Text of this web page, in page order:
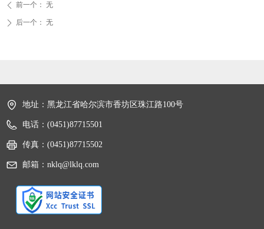
ꄴ 前一个： 无
ꄲ 后一个： 无
地址： 黑龙江省哈尔滨市香坊区珠江路100号
电话： (0451)87715501
传真： (0451)87715502
邮箱： nklq@lklq.com